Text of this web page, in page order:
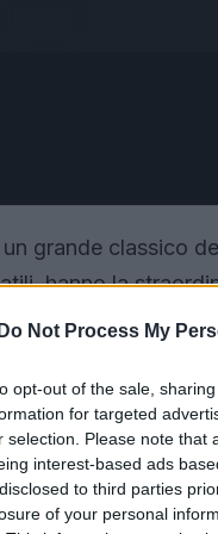
Not Process My
opt-out of the sale,
for targeted
selection. Please note
interest-based ads
to third parties
of your personal
grande classico
hanno la
outfit d’effetto.